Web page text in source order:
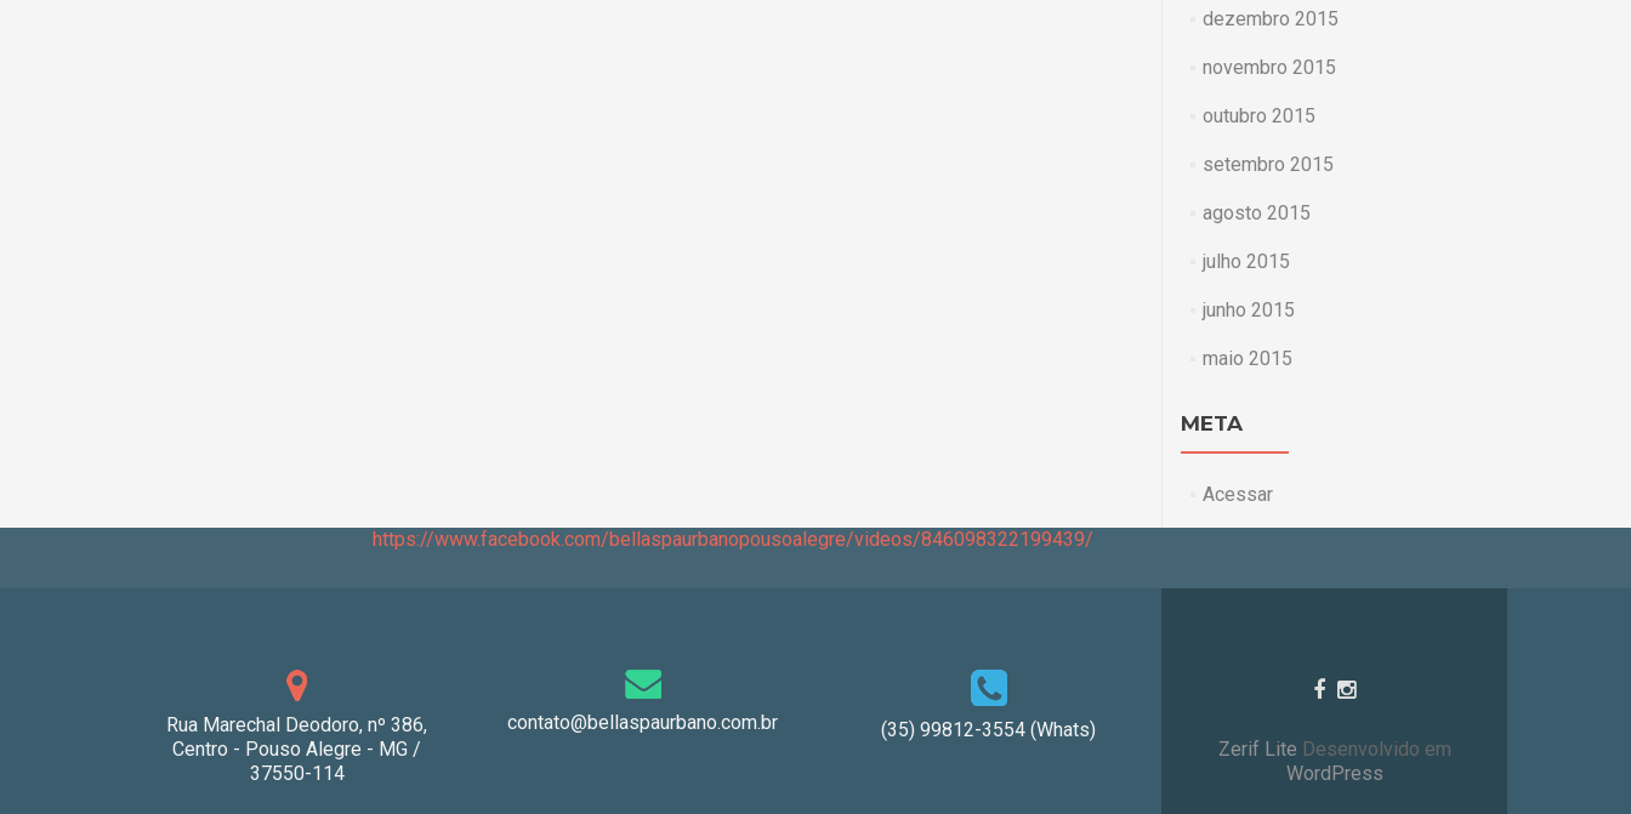
dezembro 2015
novembro 2015
outubro 2015
setembro 2015
agosto 2015
julho 2015
junho 2015
maio 2015
META
Acessar
https://www.facebook.com/bellaspaurbanopousoalegre/videos/846098322199439/
Rua Marechal Deodoro, nº 386,
Centro - Pouso Alegre - MG /
37550-114
contato@bellaspaurbano.com.br
(35) 99812-3554 (Whats)
Zerif Lite Desenvolvido em
WordPress